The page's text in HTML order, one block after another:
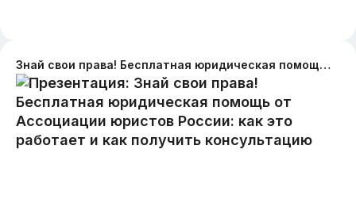
Знай свои права! Бесплатная юридическая помощь от Ассоциации юристов России: как это работает и как получить консультацию